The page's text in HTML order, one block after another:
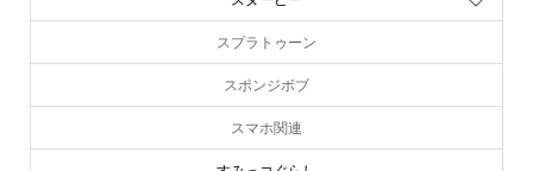
スヌーピー
スプラトゥーン
スポンジボブ
スマホ関連